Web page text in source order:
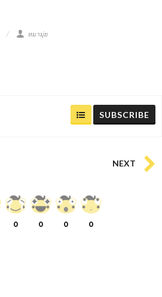
หมามุ่ย
SUBSCRIBE
NEXT
0 0 0 0